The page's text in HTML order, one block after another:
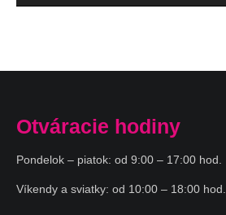
Otváracie hodiny
Pondelok – piatok: od 9:00 – 17:00 hod.
Víkendy a sviatky: od 10:00 – 18:00 hod.